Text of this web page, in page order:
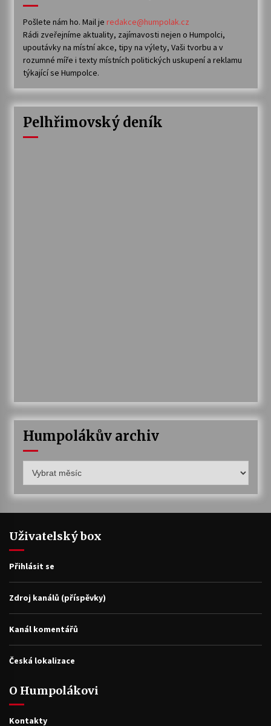
Pošlete nám ho. Mail je redakce@humpolak.cz
Rádi zveřejníme aktuality, zajímavosti nejen o Humpolci,
upoutávky na místní akce, tipy na výlety, Vaši tvorbu a v
rozumné míře i texty místních politických uskupení a reklamu
týkající se Humpolce.
Pelhřimovský deník
Humpolákův archiv
archiv
Uživatelský box
Přihlásit se
Zdroj kanálů (příspěvky)
Kanál komentářů
Česká lokalizace
O Humpolákovi
Kontakty